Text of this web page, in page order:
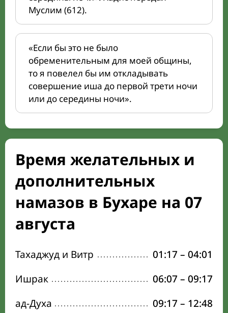
Муслим (612).
«Если бы это не было
обременительным для моей общины,
то я повелел бы им откладывать
совершение иша до первой трети ночи
или до середины ночи».
Время желательных и
дополнительных
намазов в Бухаре на 07
августа
Тахаджуд и Витр 01:17 – 04:01
Ишрак
06:07 – 09:17
ад-Духа
09:17 – 12:48